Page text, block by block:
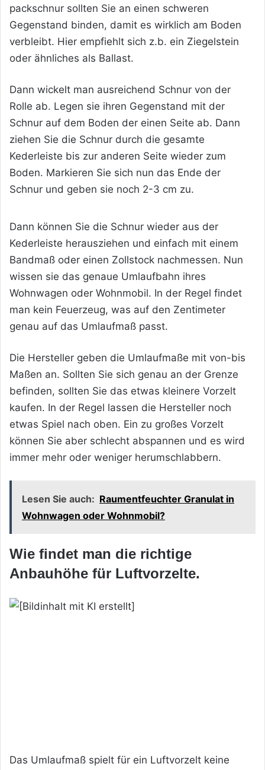
packschnur sollten Sie an einen schweren
Gegenstand binden, damit es wirklich am Boden
verbleibt. Hier empfiehlt sich z.b. ein Ziegelstein
oder ähnliches als Ballast.
Dann wickelt man ausreichend Schnur von der
Rolle ab. Legen sie ihren Gegenstand mit der
Schnur auf dem Boden der einen Seite ab. Dann
ziehen Sie die Schnur durch die gesamte
Kederleiste bis zur anderen Seite wieder zum
Boden. Markieren Sie sich nun das Ende der
Schnur und geben sie noch 2-3 cm zu.
Dann können Sie die Schnur wieder aus der
Kederleiste herausziehen und einfach mit einem
Bandmaß oder einen Zollstock nachmessen. Nun
wissen sie das genaue Umlaufbahn ihres
Wohnwagen oder Wohnmobil. In der Regel findet
man kein Feuerzeug, was auf den Zentimeter
genau auf das Umlaufmaß passt.
Die Hersteller geben die Umlaufmaße mit von-bis
Maßen an. Sollten Sie sich genau an der Grenze
befinden, sollten Sie das etwas kleinere Vorzelt
kaufen. In der Regel lassen die Hersteller noch
etwas Spiel nach oben. Ein zu großes Vorzelt
können Sie aber schlecht abspannen und es wird
immer mehr oder weniger herumschlabbern.
Lesen Sie auch: Raumentfeuchter Granulat in
Wohnwagen oder Wohnmobil?
Wie findet man die richtige
Anbauhöhe für Luftvorzelte.
Das Umlaufmaß spielt für ein Luftvorzelt keine